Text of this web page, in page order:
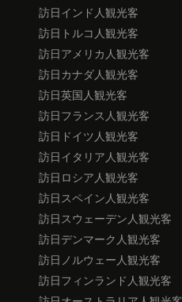
訪日インド人観光客
訪日トルコ人観光客
訪日アメリカ人観光客
訪日カナダ人観光客
訪日英国人観光客
訪日フランス人観光客
訪日ドイツ人観光客
訪日イタリア人観光客
訪日ロシア人観光客
訪日スペイン人観光客
訪日スウェーデン人観光客
訪日デンマーク人観光客
訪日ノルウェー人観光客
訪日フィンランド人観光客